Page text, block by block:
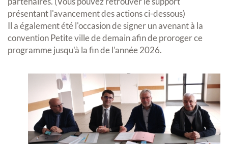
présentant l'avancement des actions ci-dessous)
Il a également été l'occasion de signer un avenant à la
convention Petite ville de demain afin de proroger ce
programme jusqu'à la fin de l'année 2026.